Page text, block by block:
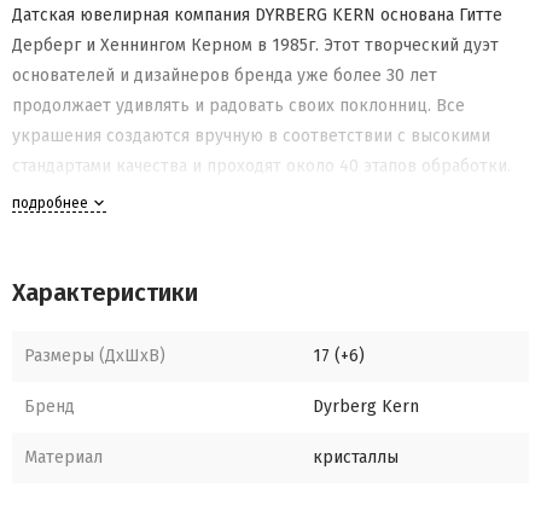
Датская ювелирная компания DYRBERG KERN основана Гитте
Дерберг и Хеннингом Керном в 1985г. Этот творческий дуэт
основателей и дизайнеров бренда уже более 30 лет
продолжает удивлять и радовать своих поклонниц. Все
украшения создаются вручную в соответствии с высокими
стандартами качества и проходят около 40 этапов обработки.
Основными материалами аксессуаров DYRBERG KERN являются
используются еврокристаллы и кристаллы Swarovski.
подробнее
Характеристики
Размеры (ДхШхВ) 17 (+6)
Бренд Dyrberg Kern
Материал кристаллы